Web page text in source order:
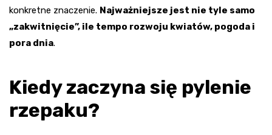
konkretne znaczenie. Najważniejsze jest nie tyle samo
„zakwitnięcie”, ile tempo rozwoju kwiatów, pogoda i
pora dnia.
Kiedy zaczyna się pylenie
rzepaku?